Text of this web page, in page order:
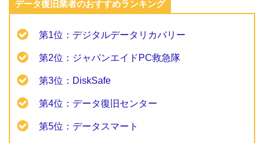
データ復旧業者のおすすめランキング
第1位：デジタルデータリカバリー
第2位：ジャパンエイドPC救急隊
第3位：DiskSafe
第4位：データ復旧センター
第5位：データスマート